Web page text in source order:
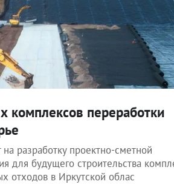
переработки
разработку проектно-сметной
для будущего строительства
отходов в Иркутской облас